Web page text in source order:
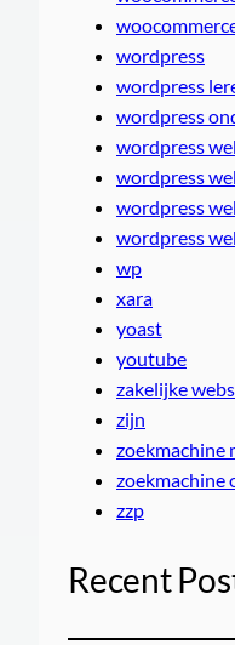
wordpress
wordpress
wordpress
wordpress
wordpress
wordpress
wordpress
wp
xara
yoast
youtube
zakelijke
zijn
zoekmachine
zoekmachine
zzp
Recent